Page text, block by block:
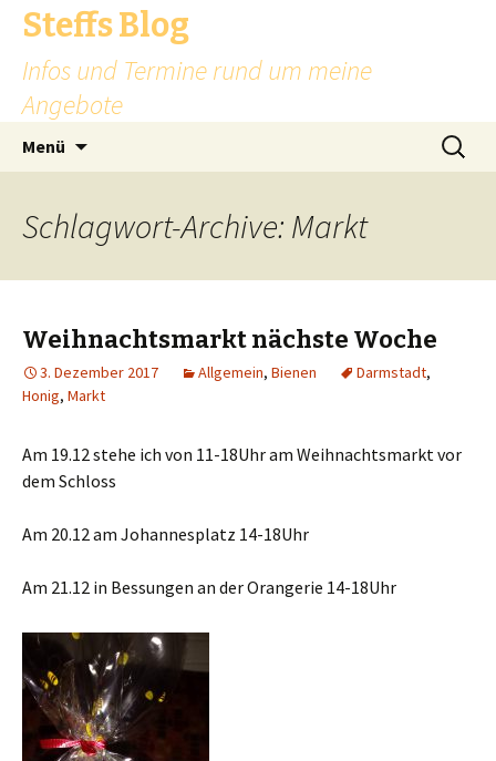
Steffs Blog
Infos und Termine rund um meine
Angebote
Menü
Suchen
nach:
Schlagwort-Archive: Markt
Weihnachtsmarkt nächste Woche
3. Dezember 2017 Allgemein, Bienen Darmstadt,
Honig, Markt
Am 19.12 stehe ich von 11-18Uhr am Weihnachtsmarkt vor
dem Schloss
Am 20.12 am Johannesplatz 14-18Uhr
Am 21.12 in Bessungen an der Orangerie 14-18Uhr